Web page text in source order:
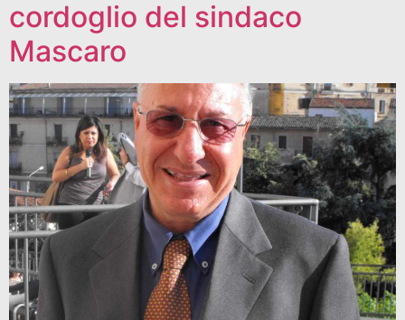
cordoglio del sindaco
Mascaro